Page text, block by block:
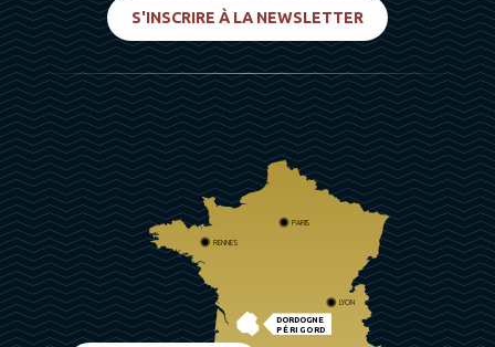
S'INSCRIRE À LA NEWSLETTER
DORDOGNE
PÉRIGORD
PARIS
RENNES
LYON